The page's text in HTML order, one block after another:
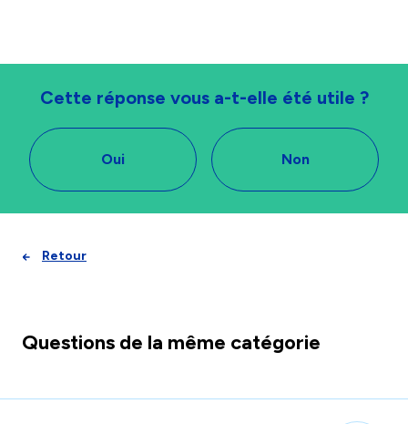
Cette réponse vous a-t-elle été utile ?
Oui Non
Retour
Questions de la même catégorie